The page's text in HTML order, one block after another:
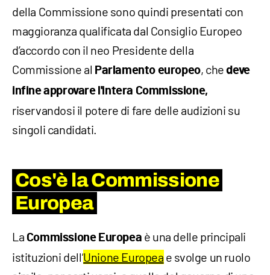
della Commissione sono quindi presentati con
maggioranza qualificata dal Consiglio Europeo
d’accordo con il neo Presidente della
Commissione al Parlamento europeo, chedeve
infine approvare l'intera Commissione,
riservandosi il potere di fare delle audizioni su
singoli candidati.
Cos'è la Commissione
Europea
La Commissione Europea è una delle principali
istituzioni dell’Unione Europea e svolge un ruolo